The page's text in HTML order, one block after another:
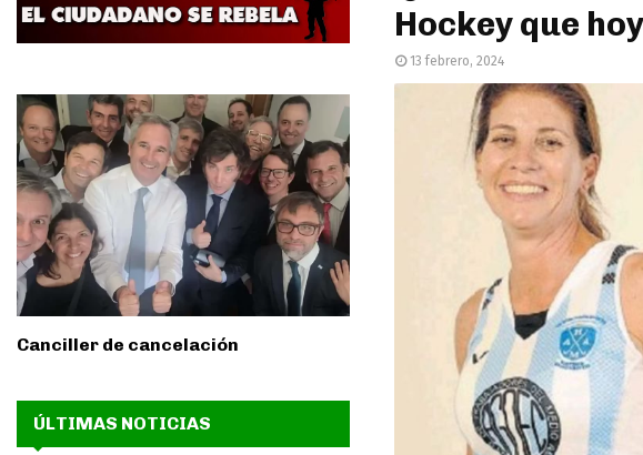
Hockey que
13 febrero, 2024
Canciller de cancelación
ÚLTIMAS NOTICIAS